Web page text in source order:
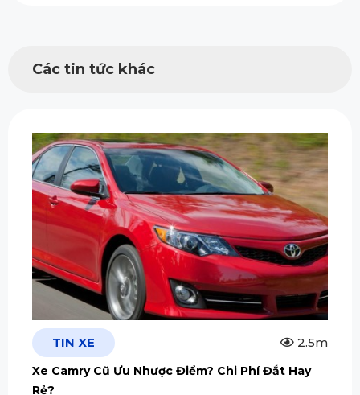
Các tin tức khác
TIN XE 2.5m
Xe Camry Cũ Ưu Nhược Điểm? Chi Phí Đắt Hay
Rẻ?